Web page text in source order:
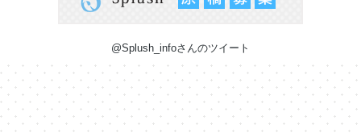
@Splush_infoさんのツイート